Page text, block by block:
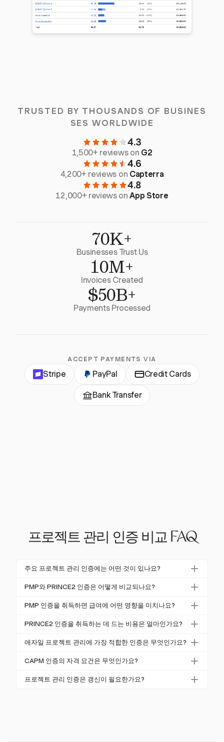
TRUSTED BY THOUSANDS OF BUSINES
SES WORLDWIDE
4.3
1,500+ reviews on G2
4.6
4,200+ reviews on Capterra
4.8
12,000+ reviews onApp Store
70K+
Businesses Trust Us
10M+
Invoices Created
$50B+
Payments Processed
ACCEPT PAYMENTS VIA
Stripe PayPal Credit Cards
Bank Transfer
프로젝트 관리 인증 비교 FAQ
주요 프로젝트 관리 인증에는 어떤 것이 있나요?
주요 프로젝트 관리 인증에는 PMP, CAPM, PRINCE2,
은 고유한 이점과 프로젝트 관리의 다양한 측면에 중점
PMP와 PRINCE2 인증은 어떻게 비교되나요?
PMP는 전 세계적으로 인정받으며 예측적 및 하이브리
히 영국 및 유럽에서 강력하며 통제된 환경 및 방법론
PMP 인증을 취득하면 급여에 어떤 영향을 미치나요?
PMP 인증을 받은 전문가는 비인증 동료보다 중위 급
서 120,000달러로 증가하여 재정적 이점을 강조합니
PRINCE2 인증을 취득하는 데 드는 비용은 얼마인가요?
PRINCE2 인증 비용은 다양하며, 시험 비용은 150달러
하면 1,500달러를 초과할 수 있으며, 자주 갱신할 필요
애자일 프로젝트 관리에 가장 적합한 인증은 무엇인가요?
애자일 관리에 적합한 인증으로는 PMI-ACP, CSM 및 S
고 있으며, SAFe는 대기업에서 애자일을 확장하는 데
CAPM 인증의 자격 요건은 무엇인가요?
CAPM 인증은 고등학교 졸업장과 23시간의 프로젝트
프로젝트 관리 인증은 갱신이 필요한가요?